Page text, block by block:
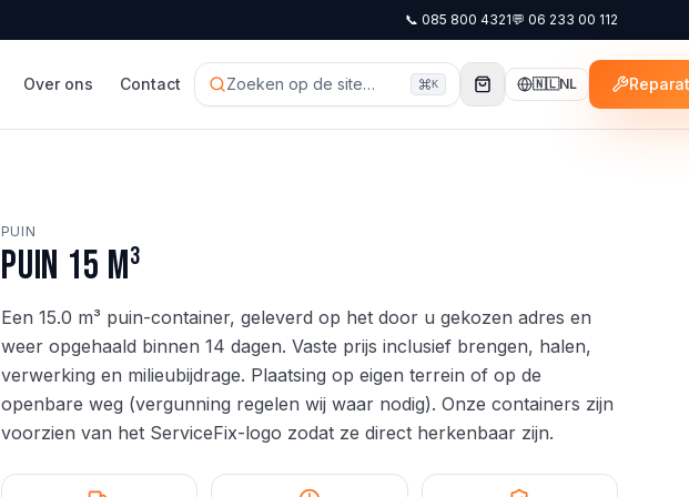
📞 085 800 4321💬 06 233 00 112
Over ons Contact Zoeken op de site… K 🇳🇱NL
PUIN
Puin 15 m³
Een 15.0 m³ puin-container, geleverd op het door u gekozen adres en
weer opgehaald binnen 14 dagen. Vaste prijs inclusief brengen, halen,
verwerking en milieubijdrage. Plaatsing op eigen terrein of op de
openbare weg (vergunning regelen wij waar nodig). Onze containers zijn
voorzien van het ServiceFix-logo zodat ze direct herkenbaar zijn.